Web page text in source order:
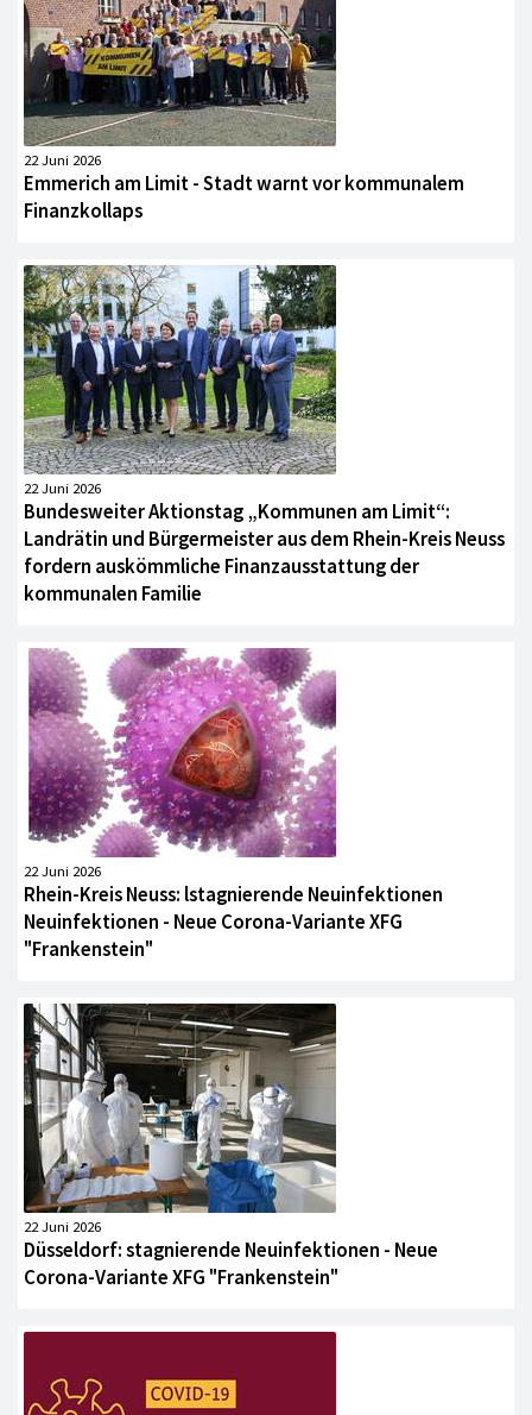
22 Juni 2026
Emmerich am Limit - Stadt warnt vor kommunalem
Finanzkollaps
22 Juni 2026
Bundesweiter Aktionstag „Kommunen am Limit“:
Landrätin und Bürgermeister aus dem Rhein-Kreis Neuss
fordern auskömmliche Finanzausstattung der
kommunalen Familie
22 Juni 2026
Rhein-Kreis Neuss: lstagnierende Neuinfektionen
Neuinfektionen - Neue Corona-Variante XFG
"Frankenstein"
22 Juni 2026
Düsseldorf: stagnierende Neuinfektionen - Neue
Corona-Variante XFG "Frankenstein"